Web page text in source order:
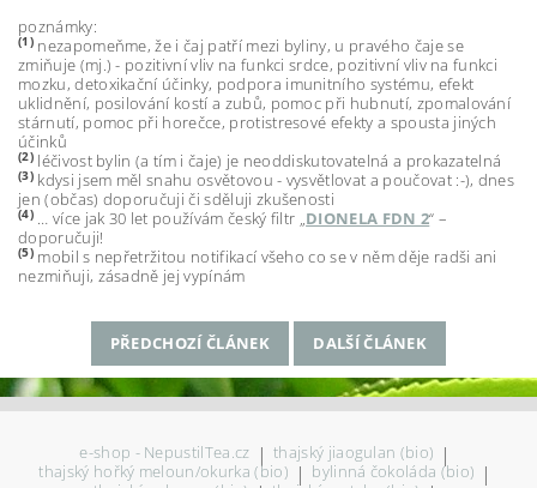
poznámky:
(1)nezapomeňme, že i čaj patří mezi byliny, u pravého čaje se
zmiňuje (mj.) - pozitivní vliv na funkci srdce, pozitivní vliv na funkci
mozku, detoxikační účinky, podpora imunitního systému, efekt
uklidnění, posilování kostí a zubů, pomoc při hubnutí, zpomalování
stárnutí, pomoc při horečce, protistresové efekty a spousta jiných
účinků
(2)léčivost bylin (a tím i čaje) je neoddiskutovatelná a prokazatelná
(3)kdysi jsem měl snahu osvětovou - vysvětlovat a poučovat :-), dnes
jen (občas) doporučuji či sděluji zkušenosti
(4) … více jak 30 let používám český filtr „ DIONELA FDN 2“ –
doporučuji!
(5) mobil s nepřetržitou notifikací všeho co se v něm děje radši ani
nezmiňuji, zásadně jej vypínám
PŘEDCHOZÍ ČLÁNEK DALŠÍ ČLÁNEK
e-shop - NepustilTea.cz | thajský jiaogulan (bio) |
thajský hořký meloun/okurka (bio) | bylinná čokoláda (bio) |